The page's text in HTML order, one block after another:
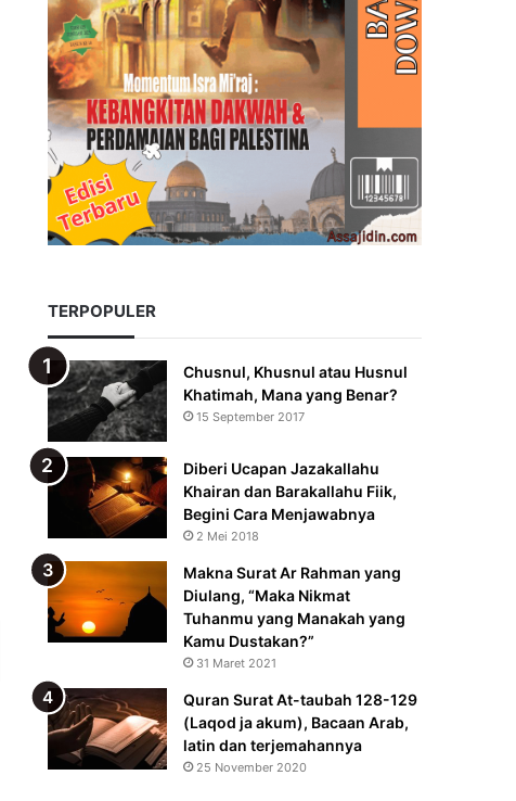
TERPOPULER
Chusnul, Khusnul atau Husnul
Khatimah, Mana yang Benar?
15 September 2017
Diberi Ucapan Jazakallahu
Khairan dan Barakallahu Fiik,
Begini Cara Menjawabnya
2 Mei 2018
Makna Surat Ar Rahman yang
Diulang, “Maka Nikmat
Tuhanmu yang Manakah yang
Kamu Dustakan?”
31 Maret 2021
Quran Surat At-taubah 128-129
(Laqod ja akum), Bacaan Arab,
latin dan terjemahannya
25 November 2020